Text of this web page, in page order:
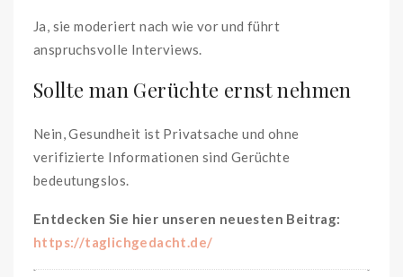
Ja, sie moderiert nach wie vor und führt
anspruchsvolle Interviews.
Sollte man Gerüchte ernst nehmen
Nein, Gesundheit ist Privatsache und ohne
verifizierte Informationen sind Gerüchte
bedeutungslos.
Entdecken Sie hier unseren neuesten Beitrag:
https://taglichgedacht.de/